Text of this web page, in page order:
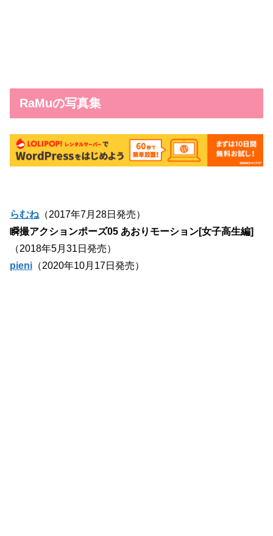
RaMuの写真集
らむね （2017年7月28日発売）
瞬撮アクションポーズ05 あおりモーション[女子高生編]
（2018年5月31日発売）
pieni （2020年10月17日発売）